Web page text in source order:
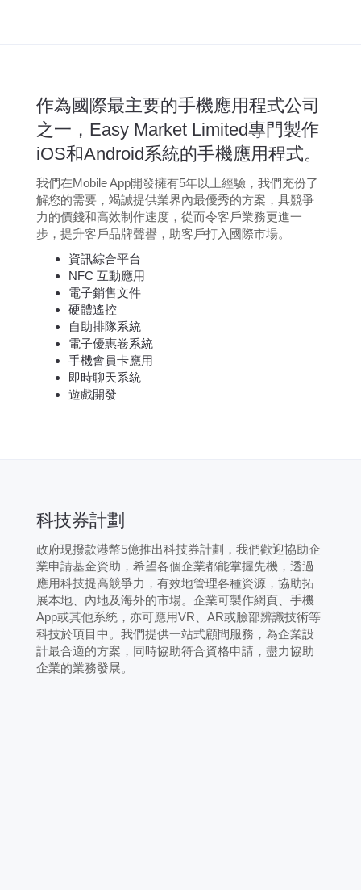
作為國際最主要的手機應用程式公司
之一，Easy Market Limited專門製作
iOS和Android系統的手機應用程式。
我們在Mobile App開發擁有5年以上經驗，我們充份了
解您的需要，竭誠提供業界內最優秀的方案，具競爭
力的價錢和高效制作速度，從而令客戶業務更進一
步，提升客戶品牌聲譽，助客戶打入國際市場。
資訊綜合平台
NFC 互動應用
電子銷售文件
硬體遙控
自助排隊系統
電子優惠卷系統
手機會員卡應用
即時聊天系統
遊戲開發
科技券計劃
政府現撥款港幣5億推出科技券計劃，我們歡迎協助企
業申請基金資助，希望各個企業都能掌握先機，透過
應用科技提高競爭力，有效地管理各種資源，協助拓
展本地、內地及海外的市場。企業可製作網頁、手機
App或其他系統，亦可應用VR、AR或臉部辨識技術等
科技於項目中。我們提供一站式顧問服務，為企業設
計最合適的方案，同時協助符合資格申請，盡力協助
企業的業務發展。